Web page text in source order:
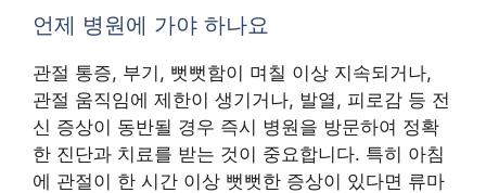
언제 병원에 가야 하나요
관절 통증, 부기, 뻣뻣함이 며칠 이상 지속되거나,
관절 움직임에 제한이 생기거나, 발열, 피로감 등 전
신 증상이 동반될 경우 즉시 병원을 방문하여 정확
한 진단과 치료를 받는 것이 중요합니다. 특히 아침
에 관절이 한 시간 이상 뻣뻣한 증상이 있다면 류마